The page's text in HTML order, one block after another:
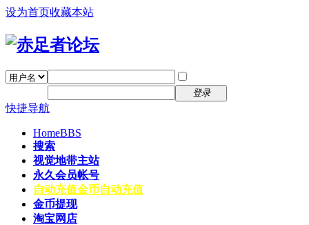
设为首页收藏本站
登录
快捷导航
HomeBBS
搜索
视觉地带主站
永久会员帐号
自动充值金币自动充值
金币提现
淘宝网店